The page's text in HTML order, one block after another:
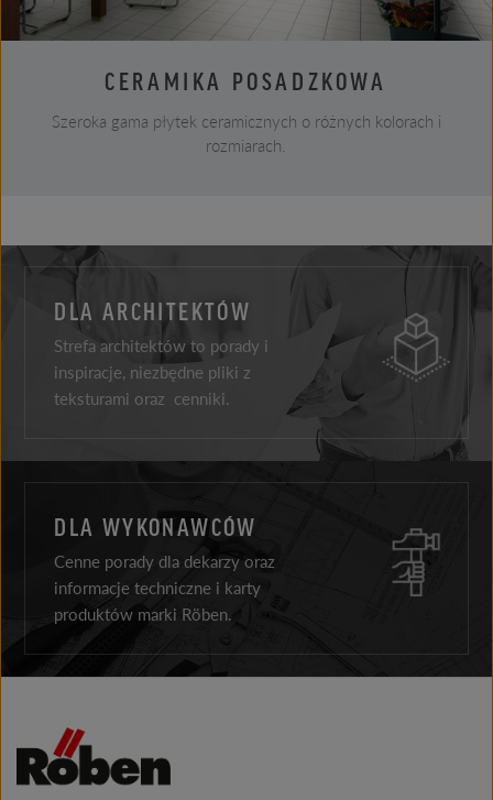
CERAMIKA POSADZKOWA
Szeroka gama płytek ceramicznych o różnych kolorach i
rozmiarach.
DLA ARCHITEKTÓW
Strefa architektów to porady i
inspiracje, niezbędne pliki z
teksturami oraz cenniki.
DLA WYKONAWCÓW
Cenne porady dla dekarzy oraz
informacje techniczne i karty
produktów marki Röben.